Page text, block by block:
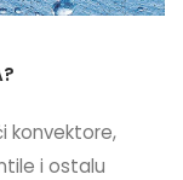
konvektore,
i ostalu